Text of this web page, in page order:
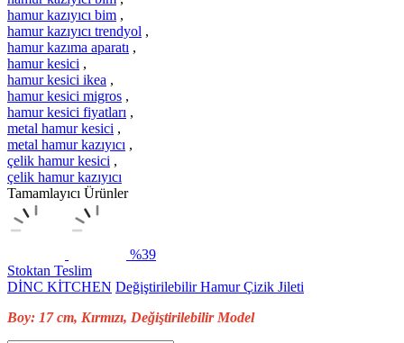
hamur kazıyıcı bim ,
hamur kazıyıcı trendyol ,
hamur kazıma aparatı ,
hamur kesici ,
hamur kesici ikea ,
hamur kesici migros ,
hamur kesici fiyatları ,
metal hamur kesici ,
metal hamur kazıyıcı ,
çelik hamur kesici ,
çelik hamur kazıyıcı
Tamamlayıcı Ürünler
%39
Stoktan Teslim
DİNC KİTCHEN Değiştirilebilir Hamur Çizik Jileti
Boy: 17 cm, Kırmızı, Değiştirilebilir Model